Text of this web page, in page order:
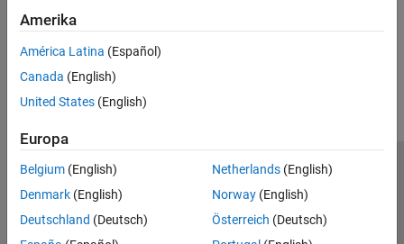
Amerika
América Latina (Español)
Canada (English)
United States (English)
Europa
Belgium (English)
Denmark (English)
Deutschland (Deutsch)
Netherlands(English)
Norway(English)
Österreich (Deutsch)
Trust Center
Datenschutz-Richtlinien
Datendiebstahl verhindern
Status von Anwendungen
© 1994-2026 The MathWorks, Inc.